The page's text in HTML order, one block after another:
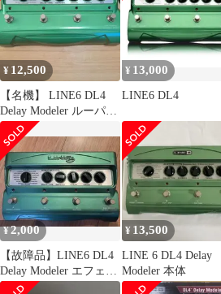
¥ 12,500
​【名機】 LINE6 DL4
Delay Modeler ルーパー
付属品完備
¥ 13,000
LINE6 DL4
¥2,000
【故障品】LINE6 DL4
Delay Modeler エフェク
ター
¥ 13,500
LINE 6 DL4 Delay
Modeler 本体